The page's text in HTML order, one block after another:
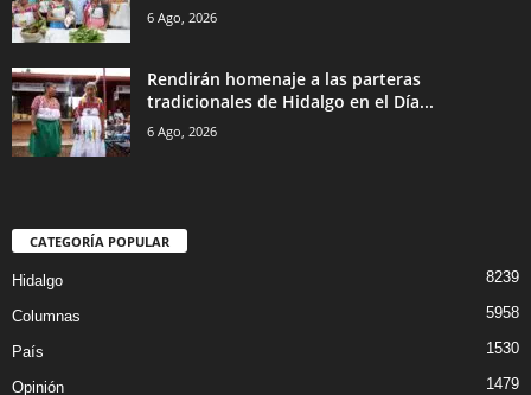
6 Ago, 2026
Rendirán homenaje a las parteras
tradicionales de Hidalgo en el Día...
6 Ago, 2026
CATEGORÍA POPULAR
Hidalgo 8239
Columnas 5958
País 1530
Opinión 1479